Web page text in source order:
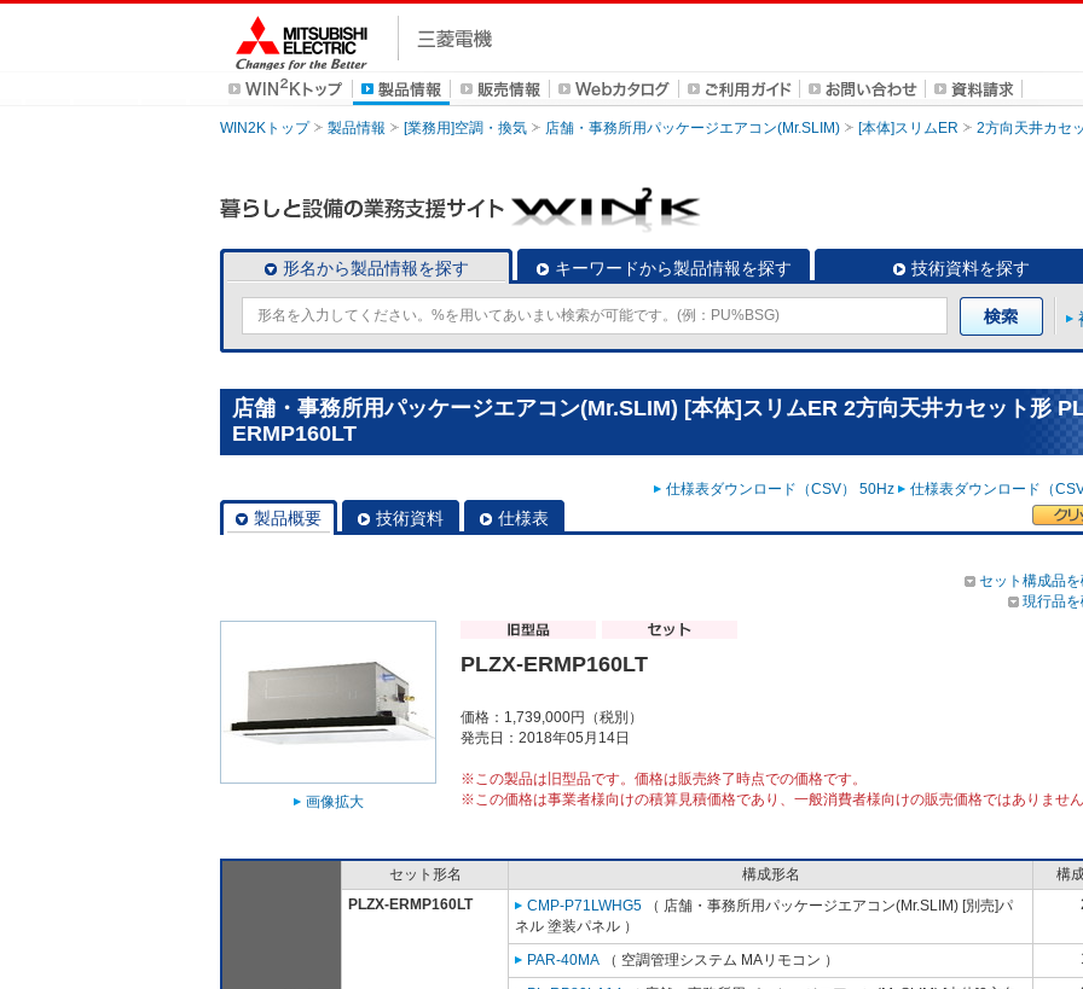
WIN2Kトップ 製品情報 [業務用]空調・換気 店舗・事務所用パッケージエアコン(Mr.SLIM) [本体]スリムER 2方向天井カセ
形名から製品情報を探す キーワードから製品情報を探す 技術資料を探す
店舗・事務所用パッケージエアコン(Mr.SLIM) [本体]スリムER 2方向天井カセット形
ERMP160LT
仕様表ダウンロード（CSV） 50Hz 仕様表ダウンロード（
製品概要 技術資料 仕様表
セット構成品
現行品
画像拡大
PLZX-ERMP160LT
価格：1,739,000円（税別）
発売日：2018年05月14日
※この製品は旧型品です。価格は販売終了時点での価格です。
※この価格は事業者様向けの積算見積価格であり、一般消費者様向けの販売価格ではありませ
セット形名 構成形名
構
PLZX-ERMP160LT
CMP-P71LWHG5 （ 店舗・事務所用パッケージエアコン(Mr.SLIM) [別売]パ
ネル 塗装パネル ）
PAR-40MA （ 空調管理システム MAリモコン ）